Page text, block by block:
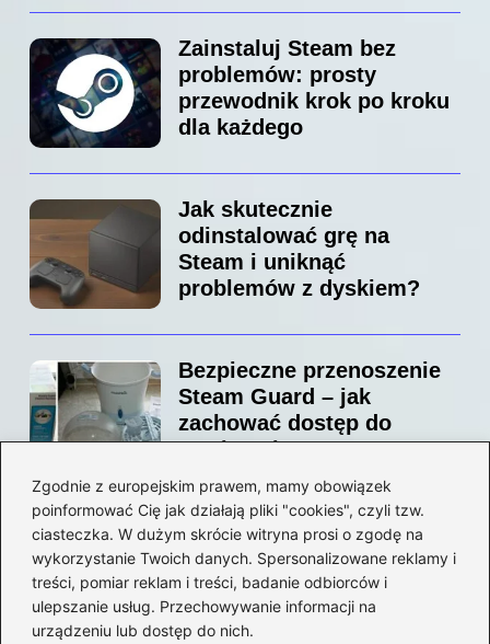
Zgodnie z europejskim prawem, mamy obowiązek
poinformować Cię jak działają pliki "cookies", czyli tzw.
ciasteczka. W dużym skrócie witryna prosi o zgodę na
wykorzystanie Twoich danych. Spersonalizowane reklamy i
treści, pomiar reklam i treści, badanie odbiorców i
ulepszanie usług. Przechowywanie informacji na
urządzeniu lub dostęp do nich.
Zainstaluj Steam bez
problemów: prosty
przewodnik krok po kroku
dla każdego
Jak skutecznie
odinstalować grę na
Steam i uniknąć
problemów z dyskiem?
Bezpieczne przenoszenie
Steam Guard – jak
zachować dostęp do
swojego konta?
Jak bez stresu zmienić
adres email na Steam –
prosty przewodnik krok po
kroku